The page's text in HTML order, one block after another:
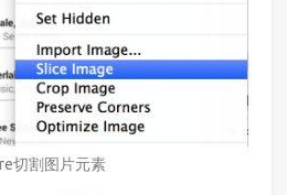
切割图片元素